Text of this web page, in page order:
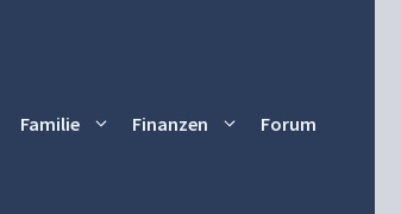
Familie Finanzen Forum